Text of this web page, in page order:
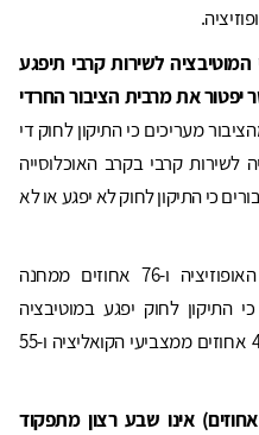
המוטיבציה לשירות קרבי תיפגע
יפטור את מרבית הציבור החרדי
מהציבור מעריכים כי התיקון לחוק די
לשירות קרבי בקרב האוכלוסייה
אחוזים הסבורים כי התיקון לחוק לא יפגע או לא
83 אחוזים ממצביעי האופוזיציה ו-76 אחוזים ממחנה
התיקון לחוק יפגע במוטיבציה
לשירות קרבי, לעומת 49 אחוזים ממצביעי הקואליציה ו-55
הציבור הישראלי (51.5 אחוזים) אינו שבע רצון מתפקוד